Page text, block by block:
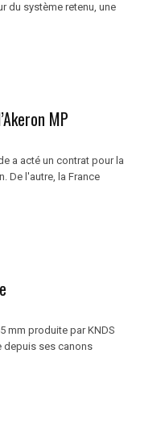
du système retenu, une
MP
a acté un contrat pour la
De l'autre, la France
mm produite par KNDS
depuis ses canons